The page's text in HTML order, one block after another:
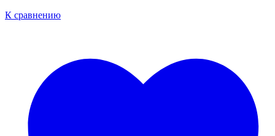
К сравнению